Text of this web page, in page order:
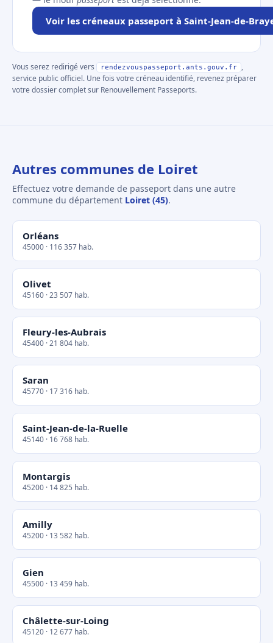
Voir les créneaux passeport à Saint-Jean-de-
Vous serez redirigé vers rendezvouspasseport.ants.gouv.fr
,
service public officiel. Une fois votre créneau identifié, revenez préparer
votre dossier complet sur Renouvellement Passeports.
Autres communes de Loiret
Effectuez votre demande de passeport dans une autre
commune du département Loiret (45).
Orléans
45000 · 116 357 hab.
Olivet
45160 · 23 507 hab.
Fleury-les-Aubrais
45400 · 21 804 hab.
Saran
45770 · 17 316 hab.
Saint-Jean-de-la-Ruelle
45140 · 16 768 hab.
Montargis
45200 · 14 825 hab.
Amilly
45200 · 13 582 hab.
Gien
45500 · 13 459 hab.
Châlette-sur-Loing
45120 · 12 677 hab.